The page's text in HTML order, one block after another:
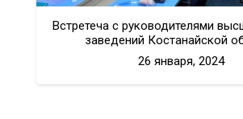
Встретеча с руководителями
заведений Костанайской
26 января, 2024